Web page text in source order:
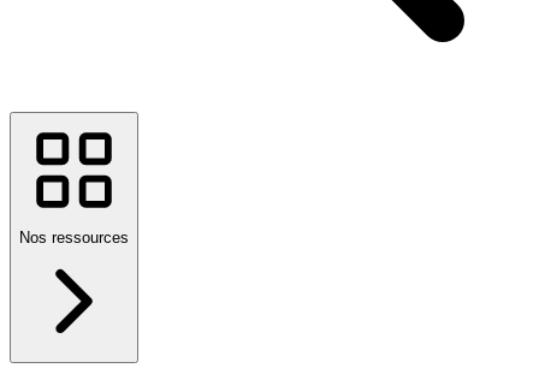
Nos ressources